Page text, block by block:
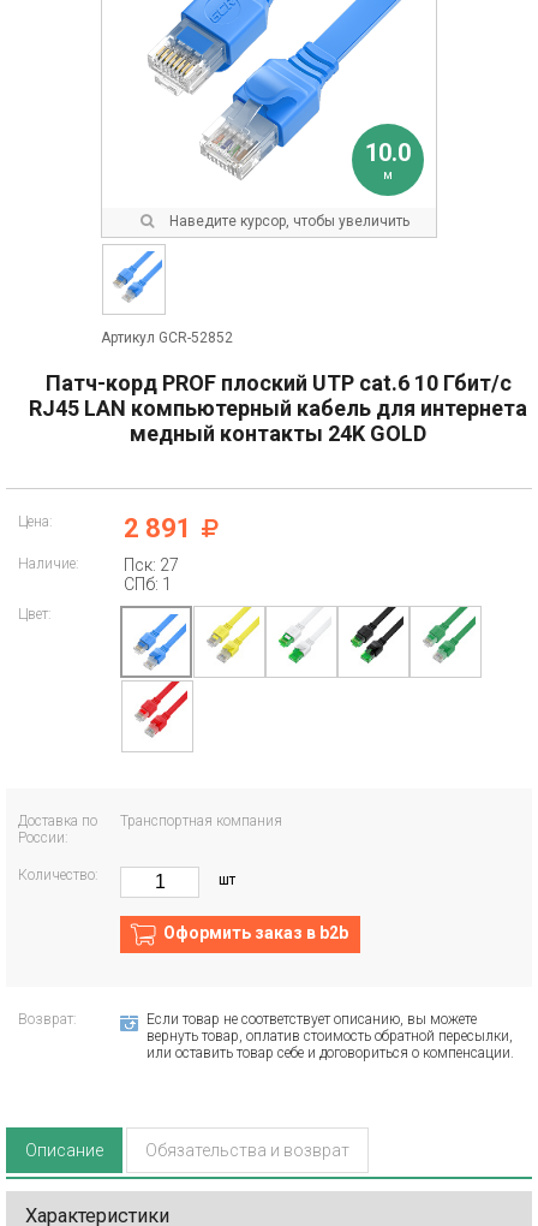
10.0
м
Наведите курсор, чтобы увеличить
Артикул GCR-52852
Патч-корд PROF плоский UTP cat.6 10 Гбит/с
RJ45 LAN компьютерный кабель для интернета
медный контакты 24K GOLD
Цена: 2 891
Наличие:
Пск: 27
СПб: 1
Цвет:
Доставка по
России:
Транспортная компания
Количество: шт
Оформить заказ в b2b
Возврат:
Если товар не соответствует описанию, вы можете
вернуть товар, оплатив стоимость обратной пересылки,
или оставить товар себе и договориться о компенсации.
Описание Обязательства и возврат
Характеристики